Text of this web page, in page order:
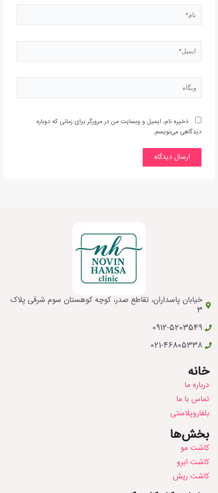
ذخیره نام، ایمیل و وبسایت من در مرورگر برای زمانی که دوباره
دیدگاهی می‌نویسم.
خیابان پاسداران، تقاطع صدر، کوچه کوهستان سوم شرقی پلاک
3
0912-5203549
021-46805338
خانه
درباره ما
تماس با ما
بلفاروپلاستی
بخش‌ها
کاشت مو
کاشت ابرو
کاشت ریش